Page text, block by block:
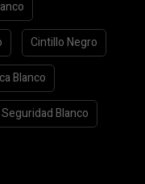
Cintillo Negro
Blanco
Blanco